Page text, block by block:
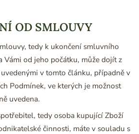
OD SMLOUVY
tedy k ukončení smluvního
Vámi od jeho počátku, může dojít z
v tomto článku, případně v
Podmínek, ve kterých je možnost
uvedena.
tedy osoba kupující Zboží
činnosti, máte v souladu s